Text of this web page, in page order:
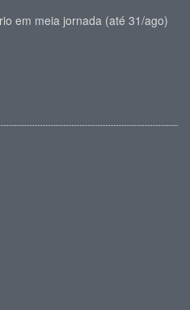
em meia jornada (até 31/ago)